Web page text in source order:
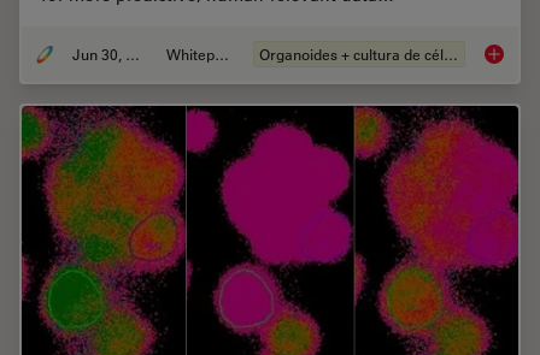
Jun 30, 2026 Whitepaper Organoides + cultura de células 3D